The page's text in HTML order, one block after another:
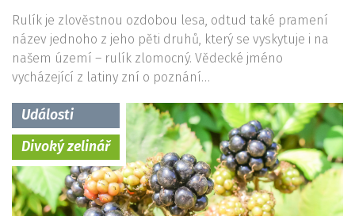
Rulík je zlověstnou ozdobou lesa, odtud také pramení
název jednoho z jeho pěti druhů, který se vyskytuje i na
našem území – rulík zlomocný. Vědecké jméno
vycházející z latiny zní o poznání…
Události
Divoký zelinář